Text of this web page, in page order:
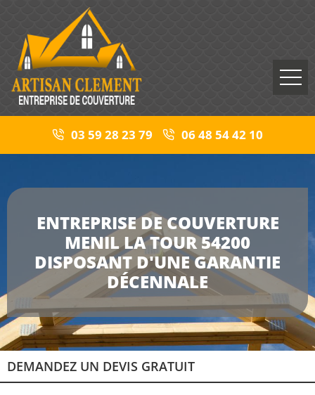
03 59 28 23 79 06 48 54 42 10
ENTREPRISE DE COUVERTURE
MENIL LA TOUR 54200
DISPOSANT D'UNE GARANTIE
DÉCENNALE
DEMANDEZ UN DEVIS GRATUIT